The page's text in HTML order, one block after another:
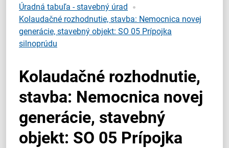
Miestny úrad
O Lamači
Úradná tabuľa - stavebný úrad
Kolaudačné rozhodnutie, stavba: Nemocnica novej
generácie, stavebný objekt: SO 05 Prípojka
silnoprúdu
Kolaudačné rozhodnutie,
stavba: Nemocnica novej
generácie, stavebný
objekt: SO 05 Prípojka